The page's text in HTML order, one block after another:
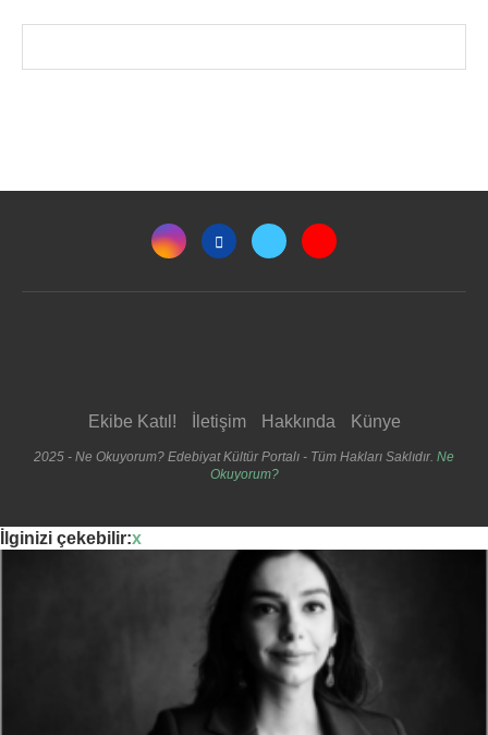
Ekibe Katıl! İletişim Hakkında Künye
2025 - Ne Okuyorum? Edebiyat Kültür Portalı - Tüm Hakları Saklıdır. Ne
Okuyorum?
İlginizi çekebilir:x